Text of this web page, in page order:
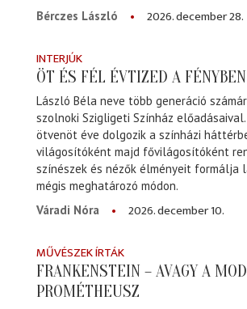
Bérczes László
2026. december 28.
INTERJÚK
ÖT ÉS FÉL ÉVTIZED A FÉNYBEN
László Béla neve több generáció
szolnoki Szigligeti Színház
ötvenöt éve dolgozik a színházi
világosítóként majd fővilágosítóként
színészek és nézők élményeit
mégis meghatározó módon.
Váradi Nóra
2026. december 10.
MŰVÉSZEK ÍRTÁK
FRANKENSTEIN – AVAGY A
PROMÉTHEUSZ